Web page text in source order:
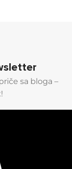
sa bloga –